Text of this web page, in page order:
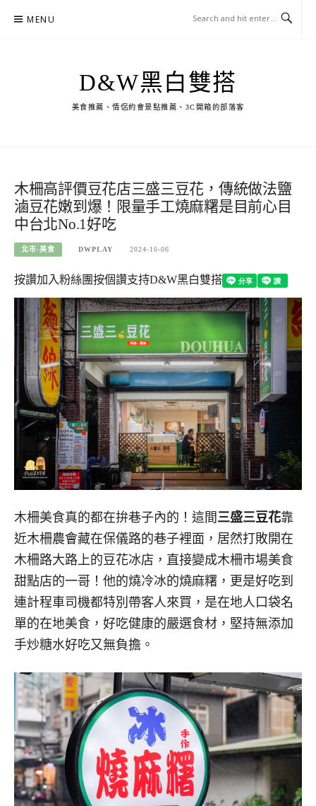
MENU
D&W黑白雙搭
美食推薦、情侶約會景點推薦、3C開箱的部落客
木柵高評價豆花店三盛三豆花，傳統做法鹽
滷豆花嫩到爆！限量手工燒麻糬是目前心目
中台北No.1好吃
北市-美食 DWPLAY 2024-10-06
按讚加入粉絲團按個讚支持D&W黑白雙搭
木柵美食真的都在拚巷子內的！這間三盛三豆花靠
近木柵農會藏在保儀路的巷子裡面，居然打敗開在
木柵路大路上的豆花冰店，直接變成木柵市場美食
甜點店的一哥！他的燒冷冰的燒麻糬，更是好吃到
連計程車司機都特別帶客人來買，是在地人口袋名
單的在地美食，好吃健康的嚴選食材，堅持無添加
手炒糖水好吃又無負擔。